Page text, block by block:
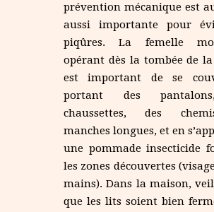
prévention mécanique est
aussi importante pour
piqûres. La femelle
opérant dès la tombée de
est important de se
portant des
chaussettes, des
manches longues, et en
une pommade insecticide
les zones découvertes
mains). Dans la maison,
que les lits soient bien